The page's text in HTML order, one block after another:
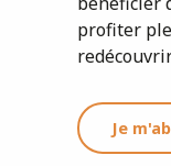
profiter
Je